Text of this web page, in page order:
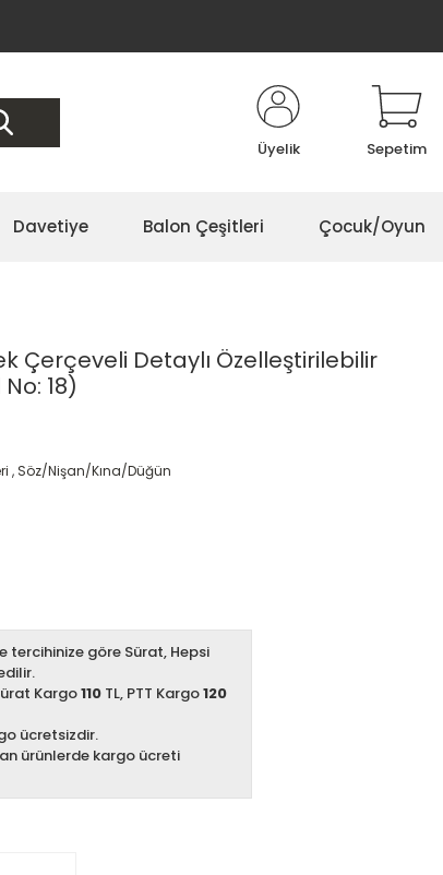
Üyelik Sepetim
Davetiye Balon Çeşitleri Çocuk/Oyun
Çerçeveli Detaylı Özelleştirilebilir
18)
, Söz/Nişan/Kına/Düğün
tercihinize göre Sürat, Hepsi
Kargo110 TL, PTT Kargo120
ücretsizdir.
ürünlerde kargo ücreti